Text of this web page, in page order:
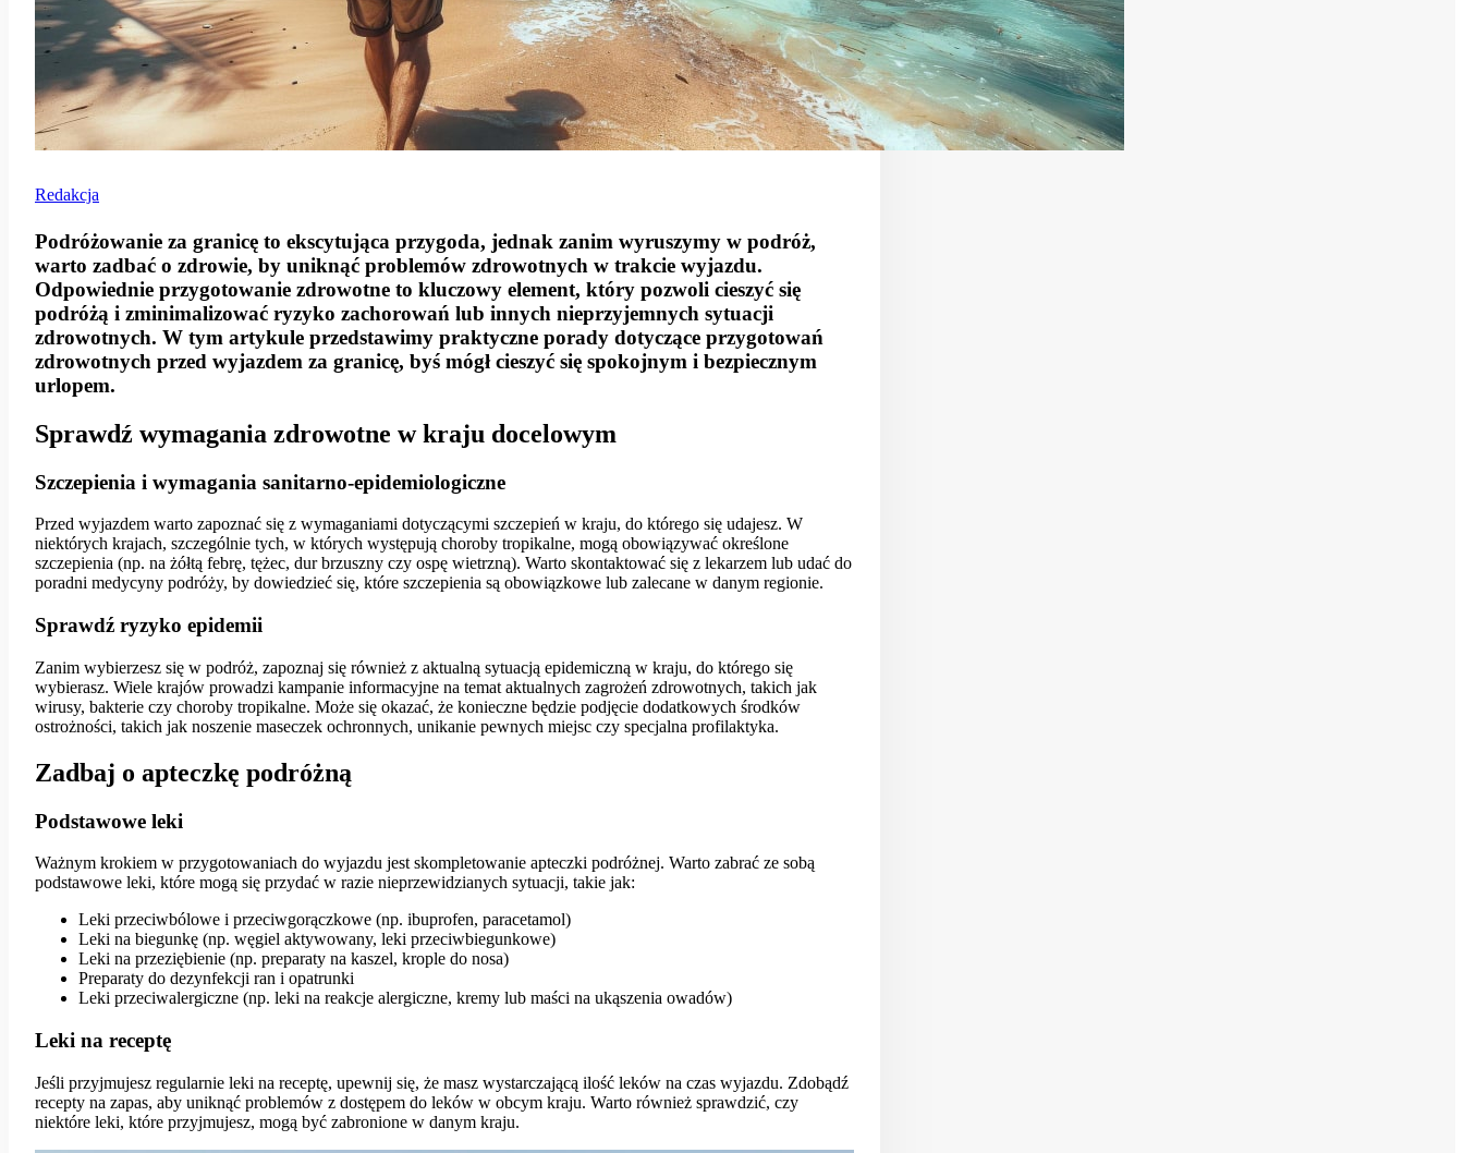
Redakcja
Podróżowanie za granicę to ekscytująca przygoda, jednak zanim wyruszymy w podróż,
warto zadbać o zdrowie, by uniknąć problemów zdrowotnych w trakcie wyjazdu.
Odpowiednie przygotowanie zdrowotne to kluczowy element, który pozwoli cieszyć się
podróżą i zminimalizować ryzyko zachorowań lub innych nieprzyjemnych sytuacji
zdrowotnych. W tym artykule przedstawimy praktyczne porady dotyczące przygotowań
zdrowotnych przed wyjazdem za granicę, byś mógł cieszyć się spokojnym i bezpiecznym
urlopem.
Sprawdź wymagania zdrowotne w kraju docelowym
Szczepienia i wymagania sanitarno-epidemiologiczne
Przed wyjazdem warto zapoznać się z wymaganiami dotyczącymi szczepień w kraju, do którego się udajesz. W
niektórych krajach, szczególnie tych, w których występują choroby tropikalne, mogą obowiązywać określone
szczepienia (np. na żółtą febrę, tężec, dur brzuszny czy ospę wietrzną). Warto skontaktować się z lekarzem lub udać do
poradni medycyny podróży, by dowiedzieć się, które szczepienia są obowiązkowe lub zalecane w danym regionie.
Sprawdź ryzyko epidemii
Zanim wybierzesz się w podróż, zapoznaj się również z aktualną sytuacją epidemiczną w kraju, do którego się
wybierasz. Wiele krajów prowadzi kampanie informacyjne na temat aktualnych zagrożeń zdrowotnych, takich jak
wirusy, bakterie czy choroby tropikalne. Może się okazać, że konieczne będzie podjęcie dodatkowych środków
ostrożności, takich jak noszenie maseczek ochronnych, unikanie pewnych miejsc czy specjalna profilaktyka.
Zadbaj o apteczkę podróżną
Podstawowe leki
Ważnym krokiem w przygotowaniach do wyjazdu jest skompletowanie apteczki podróżnej. Warto zabrać ze sobą
podstawowe leki, które mogą się przydać w razie nieprzewidzianych sytuacji, takie jak:
Leki przeciwbólowe i przeciwgorączkowe (np. ibuprofen, paracetamol)
Leki na biegunkę (np. węgiel aktywowany, leki przeciwbiegunkowe)
Leki na przeziębienie (np. preparaty na kaszel, krople do nosa)
Preparaty do dezynfekcji ran i opatrunki
Leki przeciwalergiczne (np. leki na reakcje alergiczne, kremy lub maści na ukąszenia owadów)
Leki na receptę
Jeśli przyjmujesz regularnie leki na receptę, upewnij się, że masz wystarczającą ilość leków na czas wyjazdu. Zdobądź
recepty na zapas, aby uniknąć problemów z dostępem do leków w obcym kraju. Warto również sprawdzić, czy
niektóre leki, które przyjmujesz, mogą być zabronione w danym kraju.